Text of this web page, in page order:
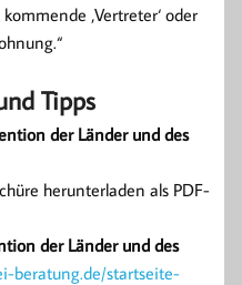
kommende ‚Vertreter‘ oder
nung.“
Tipps
der Länder und des
herunterladen als PDF-
der Länder und des
beratung.de/startseite-